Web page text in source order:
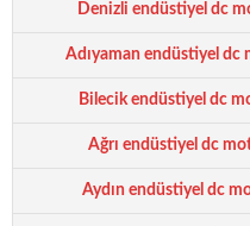
Denizli endüstiyel dc
Adıyaman endüstiyel dc
Bilecik endüstiyel dc
Ağrı endüstiyel dc
Aydın endüstiyel dc